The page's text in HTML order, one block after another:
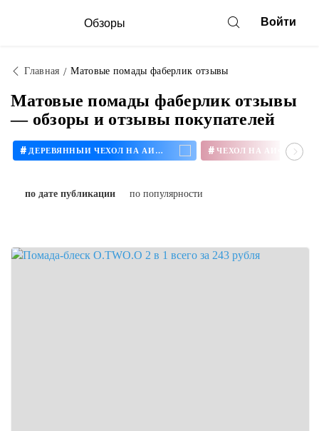
Обзоры Войти
Главная Матовые помады фаберлик отзывы
Матовые помады фаберлик отзывы
— обзоры и отзывы покупателей
# ДЕРЕВЯННЫЙ ЧЕХОЛ НА АЙФОН # ЧЕХОЛ НА АЙФОН 11
по дате публикации по популярности